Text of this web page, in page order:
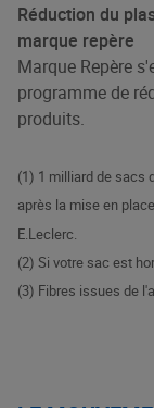
Réduction du
marque repère
Marque Repère
programme de
produits.
(1) 1 milliard de sacs
après la mise en
E.Leclerc.
(2) Si votre sac est
(3) Fibres issues de